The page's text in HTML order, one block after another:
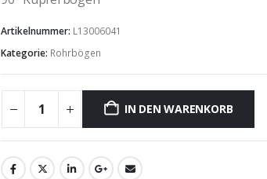
Artikelnummer: L13006041
Kategorie: Rohrbögen
IN DEN WARENKORB